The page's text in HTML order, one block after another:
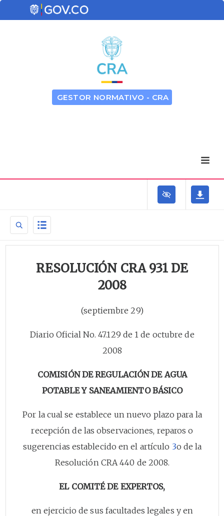
GESTOR NORMATIVO - CRA
RESOLUCIÓN CRA 931 DE
2008
(septiembre 29)
Diario Oficial No. 47.129 de 1 de octubre de
2008
COMISIÓN DE REGULACIÓN DE AGUA
POTABLE Y SANEAMIENTO BÁSICO
Por la cual se establece un nuevo plazo para la
recepción de las observaciones, reparos o
sugerencias establecido en el artículo 3o de la
Resolución CRA 440 de 2008.
EL COMITÉ DE EXPERTOS,
en ejercicio de sus facultades legales y en